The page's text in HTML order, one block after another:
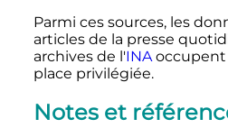
Parmi ces sources, les
articles de la presse
archives de l'INAoccupent
place privilégiée.
Notes et